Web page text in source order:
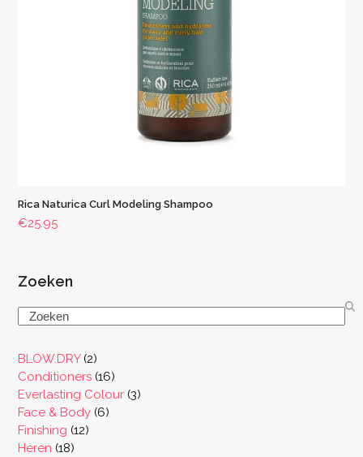
Rica Naturica Curl Modeling Shampoo
€25.95
Zoeken
Search
BLOW.DRY 22
producten
Conditioners 1616
producten
Everlasting Colour 33
Face & Body 66
Finishing 1212
Heren 1818